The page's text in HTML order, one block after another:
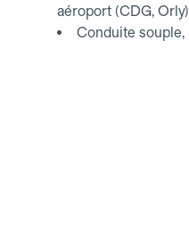
aéroport (CDG,
Conduite